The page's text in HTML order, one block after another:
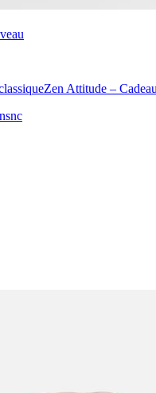
Zen Attitude –